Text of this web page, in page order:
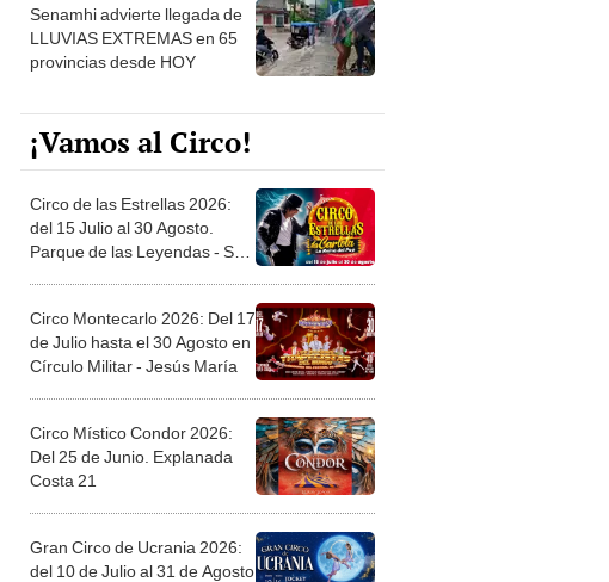
Senamhi advierte llegada de
LLUVIAS EXTREMAS en 65
provincias desde HOY
¡Vamos al Circo!
Circo de las Estrellas 2026:
del 15 Julio al 30 Agosto.
Parque de las Leyendas - San
Circo Montecarlo 2026: Del 17
de Julio hasta el 30 Agosto en
Círculo Militar - Jesús María
Circo Místico Condor 2026:
Del 25 de Junio. Explanada
Costa 21
Gran Circo de Ucrania 2026:
del 10 de Julio al 31 de Agosto